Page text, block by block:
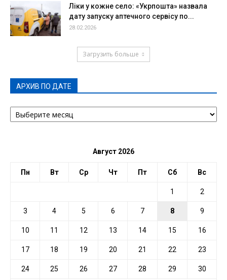
Ліки у кожне село: «Укрпошта» назвала
дату запуску аптечного сервісу по...
28.02.2026
Загрузить больше
АРХИВ ПО ДАТЕ
АРХИВ
ПО
Август 2026
Пн Вт Ср Чт Пт Сб Вс
1 2
3 4 5 6 7 8 9
10 11 12 13 14 15 16
17 18 19 20 21 22 23
24 25 26 27 28 29 30